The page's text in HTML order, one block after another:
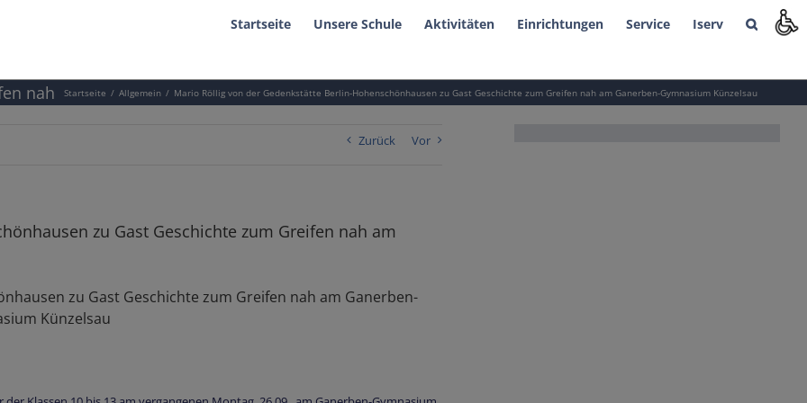
Startseite Unsere Schule Aktivitäten Einrichtungen Service Iserv
nah
Startseite Allgemein Mario Röllig von der Gedenkstätte Berlin-Hohenschönhausen zu Gast Geschichte zum Greifen nah am Ganerben-Gymnasium Künzelsau
Zurück Vor
zu Gast Geschichte zum Greifen nah am
zu Gast Geschichte zum Greifen nah am Ganerben-
Künzelsau